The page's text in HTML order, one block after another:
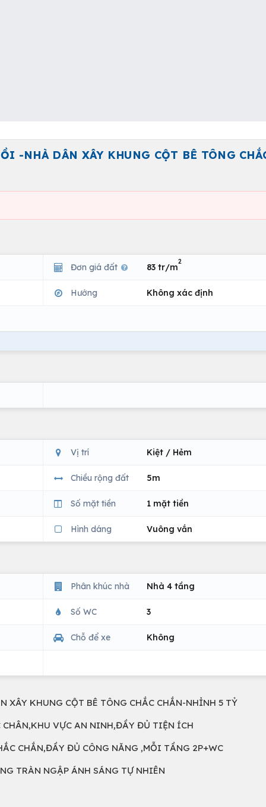
-NHÀ DÂN XÂY KHUNG CỘT BÊ TÔNG
Đơn giá đất 83 tr/m
2
Hướng Không xác định
Vị trí Kiệt / Hẻm
Chiều rộng đất 5m
Số mặt tiền 1 mặt tiền
Hình dáng Vuông vắn
Phân khúc nhà Nhà 4 tầng
Số WC 3
Chỗ để xe Không
KHUNG CỘT BÊ TÔNG CHẮC CHẮN-NHỈNH 5 TỶ
VỰC AN NINH,ĐẦY ĐỦ TIỆN ÍCH
CHẮN,ĐẦY ĐỦ CÔNG NĂNG ,MỖI TẦNG 2P+WC
TRÀN NGẬP ÁNH SÁNG TỰ NHIÊN